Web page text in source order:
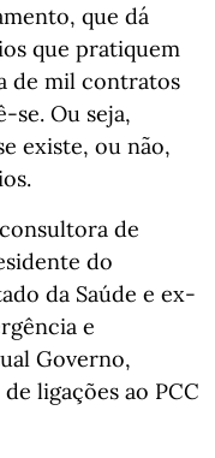
que dá
que pratiquem
de mil contratos
se. Ou seja,
existe, ou não,
de
do
da Saúde e ex-
e
Governo,
ligações ao PCC